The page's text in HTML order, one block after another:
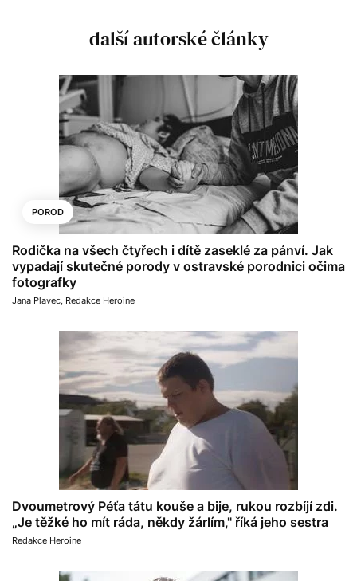
další autorské články
POROD
Rodička na všech čtyřech i dítě zaseklé za pánví. Jak
vypadají skutečné porody v ostravské porodnici očima
fotografky
Jana Plavec Redakce Heroine
Dvoumetrový Péťa tátu kouše a bije, rukou rozbíjí zdi.
„Je těžké ho mít ráda, někdy žárlím," říká jeho sestra
Redakce Heroine